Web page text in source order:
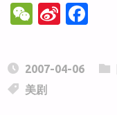
W
h
at
Si
W
c
e
2007-04-06
美剧